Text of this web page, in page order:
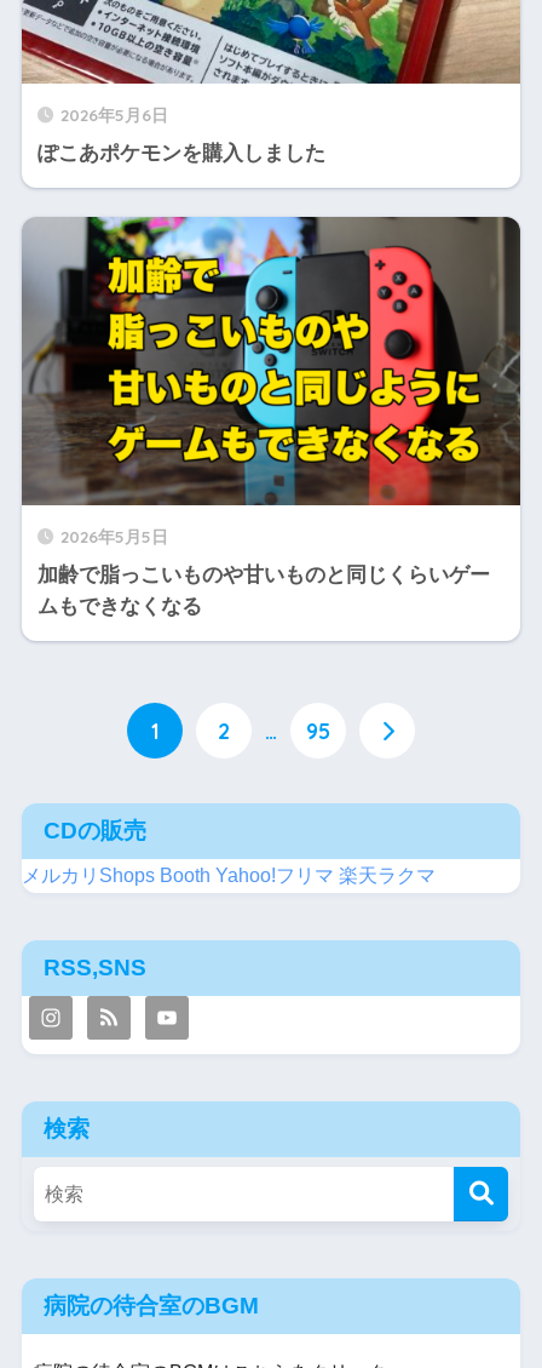
2026年5月6日
ぽこあポケモンを購入しました
2026年5月5日
加齢で脂っこいものや甘いものと同じくらいゲー
ムもできなくなる
1 2 … 95
CDの販売
メルカリShops Booth Yahoo!フリマ 楽天ラクマ
RSS,SNS
検索
病院の待合室のBGM